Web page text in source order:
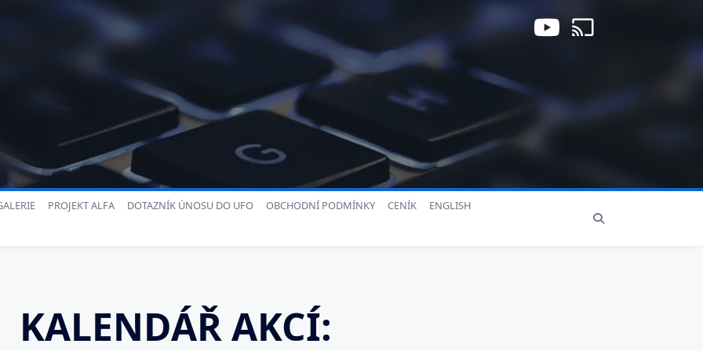
PROJEKT ALFA DOTAZNÍK ÚNOSU DO UFO OBCHODNÍ PODMÍNKY CENÍK
ENGLISH
KALENDÁŘ AKCÍ: